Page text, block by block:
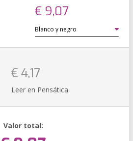
€ 9,07
€ 4,17
Leer en Pensática
Valor total: